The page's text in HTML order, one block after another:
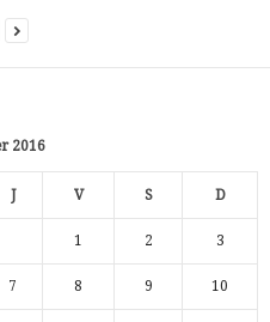
2016
J V S D
1 2 3
7 8 9 10